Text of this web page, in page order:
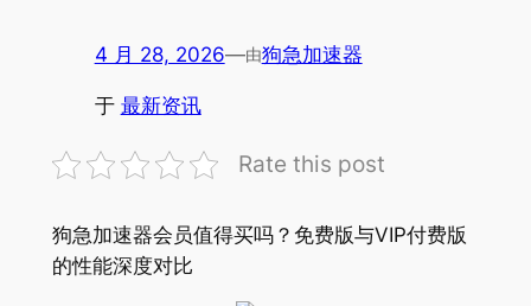
4 月 28, 2026—由狗急加速器
于 最新资讯
Rate this post
狗急加速器会员值得买吗？免费版与VIP付费版
的性能深度对比